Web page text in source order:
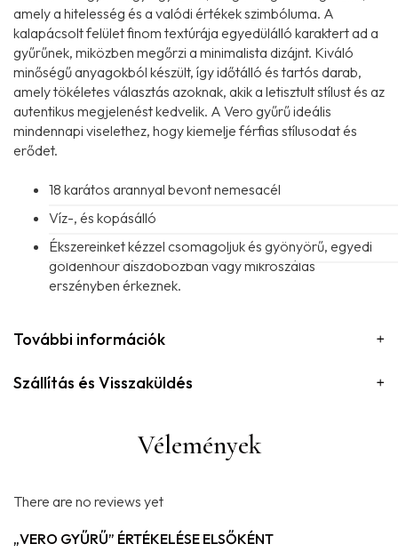
amely a hitelesség és a valódi értékek szimbóluma. A
kalapácsolt felület finom textúrája egyedülálló karaktert ad a
gyűrűnek, miközben megőrzi a minimalista dizájnt. Kiváló
minőségű anyagokból készült, így időtálló és tartós darab,
amely tökéletes választás azoknak, akik a letisztult stílust és az
autentikus megjelenést kedvelik. A Vero gyűrű ideális
mindennapi viselethez, hogy kiemelje férfias stílusodat és
erődet.
18 karátos arannyal bevont nemesacél
Víz-, és kopásálló
Ékszereinket kézzel csomagoljuk és gyönyörű, egyedi
goldenhour díszdobozban vagy mikroszálas
erszényben érkeznek.
További információk
Szállítás és Visszaküldés
Vélemények
There are no reviews yet
„VERO GYŰRŰ” ÉRTÉKELÉSE ELSŐKÉNT